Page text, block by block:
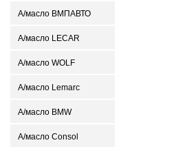
А/масло ВМПАВТО
А/масло LECAR
А/масло WOLF
А/масло Lemarc
А/масло BMW
А/масло Consol